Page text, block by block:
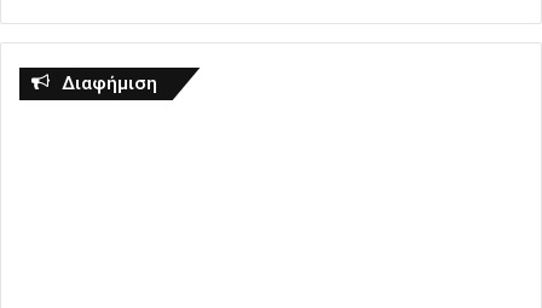
Διαφήμιση